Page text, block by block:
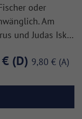
oder
Am
und Judas Isk…
9,80 €